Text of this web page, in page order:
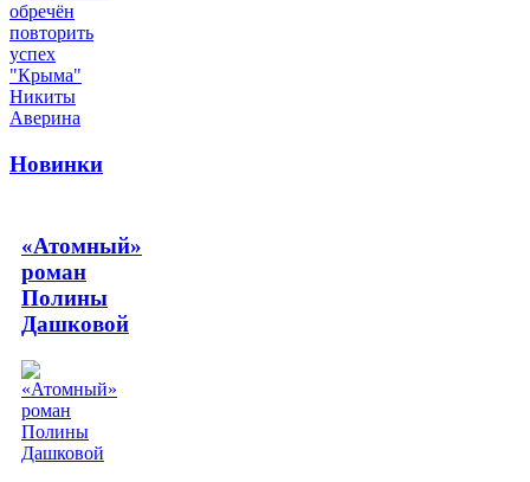
Новинки
«Атомный»
роман
Полины
Дашковой